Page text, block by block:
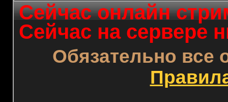
Сейчас онлайн
Сейчас на сервере
Обязательно все